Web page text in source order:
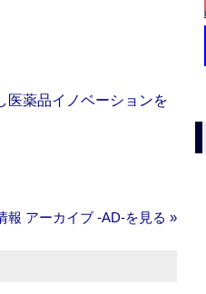
医薬品イノベーションを
報 アーカイブ ‐AD‐を見る »